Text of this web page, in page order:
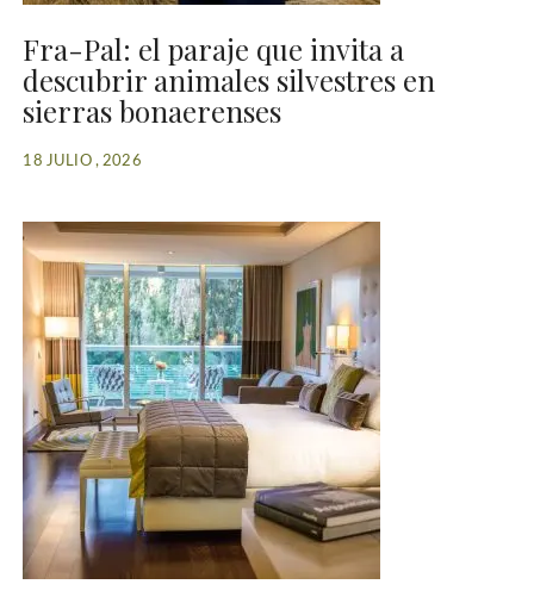
Fra-Pal: el paraje que invita a
descubrir animales silvestres en
sierras bonaerenses
18 JULIO , 2026